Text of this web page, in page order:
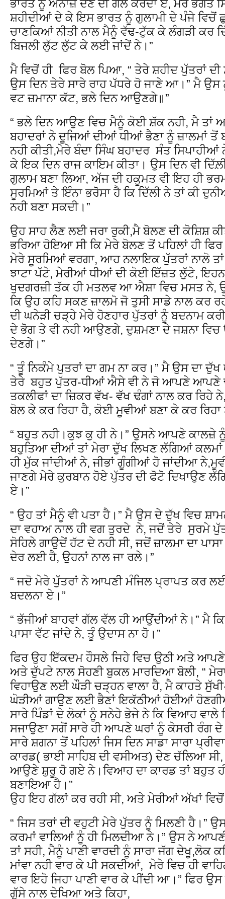
ਭਾਰਤ ਨੂੰ ਅਨਾਜ਼ ਦੇਣ ਦੀ ਗੱਲ ਕਰਦਾ ਏ, ਮੇਰੇ ਭਗਤ
ਸ਼ਹੀਦੀਆਂ ਦੇ ਕੇ ਇਸ ਭਾਰਤ ਨੂੰ ਗੁਲਾਮੀ ਦੇ ਪੰਜੇ
ਚਾਣਕਿਆਂ ਨੀਤੀ ਨਾਲ ਮੈਨੂੰ ਵੱਢ-ਟੁੱਕ ਕੇ ਲੰਗੜੀ ਕਰ
ਬਿਜਲੀ ਲੁੱਟ ਲੁੱਟ ਕੇ ਲਈ ਜਾਂਦੇਂ ਨੇ।”
ਮੈ ਵਿਚੋਂ ਹੀ ਫਿਰ ਬੋਲ ਪਿਆ, “ ਤੇਰੇ ਸ਼ਹੀਦ ਪੁੱਤਰਾਂ
ਉਸ ਦਿਨ ਤੇਰੇ ਸਾਰੇ ਰਾਹ ਪੱਧਰੇ ਹੋ ਜਾਣੇ ਆ।” ਮੈ ਉਸ
ਵਟ ਜ਼ਮਾਨਾ ਕੱਟ, ਭਲੇ ਦਿਨ ਆਉਣਗੇ॥”
“ ਭਲੇ ਦਿਨ ਆਉਣ ਵਿਚ ਮੈਨੂੰ ਕੋਈ ਸ਼ੱਕ ਨਹੀ, ਮੈ ਤਾਂ
ਬਹਾਦਰਾਂ ਨੇ ਦੂਜਿਆਂ ਦੀਆਂ ਧੀਆਂ ਭੈਣਾ ਨੂੰ ਜ਼ਾਲਮਾਂ ਤੋਂ
ਨਹੀ ਕੀਤੀ,ਮੇਰੇ ਬੰਦਾ ਸਿੰਘ ਬਹਾਦਰ ਸੰਤ
ਕੇ ਇਕ ਦਿਨ ਰਾਜ ਕਾਇਮ ਕੀਤਾ। ਉਸ ਦਿਨ ਵੀ
ਗੁਲਾਮ ਬਣਾ ਲਿਆ, ਅੱਜ ਦੀ ਹਕੂਮਤ ਵੀ ਇਹ ਹੀ
ਸੂਰਮਿਆਂ ਤੇ ਇੰਨਾ ਭਰੋਸਾ ਹੈ ਕਿ ਦਿੱਲੀ ਨੇ ਤਾਂ ਕੀ
ਨਹੀ ਬਣਾ ਸਕਦੀ।”
ਉਹ ਸਾਹ ਲੈਣ ਲਈ ਜਰਾ ਰੁਕੀ,ਮੈ ਬੋਲਣ ਦੀ ਕੋਸ਼ਿਸ਼
ਭਰਿਆ ਹੋਇਆ ਸੀ ਕਿ ਮੇਰੇ ਬੋਲਣ ਤੋਂ ਪਹਿਲਾਂ ਹੀ
ਮੇਰੇ ਸੂਰਮਿਆਂ ਵਰਗਾ, ਆਹ ਨਲਾਇਕ ਪੁੱਤਰਾਂ ਨਾਲੋ ਤਾਂ
ਝਾਟਾ ਪੱਟੇ, ਮੇਰੀਆਂ ਧੀਆਂ ਦੀ ਕੋਈ ਇੱਜ਼ਤ ਲੁੱਟੇ,
ਖੁਦਗਰਜ਼ੀ ਤੱਕ ਹੀ ਮਤਲਵ ਆ ਐਸ਼ਾ ਵਿਚ ਮਸਤ ਨੇ,
ਕਿ ਉਹ ਕਹਿ ਸਕਣ ਜ਼ਾਲਮੋ ਜੋ ਤੁਸੀ ਸਾਡੇ ਨਾਲ ਕਰ
ਦੀ ਘਨੇੜੀ ਚੜ੍ਹੇ ਮੇਰੇ ਹੋਣਹਾਰ ਪੁੱਤਰਾਂ ਨੂੰ ਬਦਨਾਮ
ਦੇ ਭੋਗ ਤੇ ਵੀ ਨਹੀ ਆਉਣਗੇ, ਦੁਸ਼ਮਣਾ ਦੇ ਜਸ਼ਨਾ
ਦੇਣਗੇ।”
“ ਤੂੰ ਨਿਕੰਮੇ ਪੁਤਰਾਂ ਦਾ ਗਮ ਨਾ ਕਰ।” ਮੈ ਉਸ ਦਾ ਦੁੱਖ
ਤੇਰੇ ਬਹੁਤ ਪੁੱਤਰ-ਧੀਆਂ ਐਸੇ ਵੀ ਨੇ ਜੋ ਆਪਣੇ
ਤਕਲੀਫਾਂ ਦਾ ਜ਼ਿਕਰ ਵੱਖ- ਵੱਖ ਢੰਗਾਂ ਨਾਲ ਕਰ
ਬੋਲ ਕੇ ਕਰ ਰਿਹਾ ਹੈ, ਕੋਈ ਮੂਵੀਆਂ ਬਣਾ ਕੇ ਕਰ ਰਿਹਾ
“ ਬਹੁਤ ਨਹੀ।ਕੁਝ ਕੁ ਹੀ ਨੇ।” ਉਸਨੇ ਆਪਣੇ ਕਾਲਜ਼ੇ ਨੂੰ
ਬਹੁਤਿਆ ਦੀਆਂ ਤਾਂ ਮੇਰਾ ਦੁੱਖ ਲਿਖਣ ਲੱਗਿਆਂ
ਹੀ ਮੁੱਕ ਜਾਂਦੀਆਂ ਨੇ, ਜੀਭਾਂ ਗੂੰਗੀਆਂ ਹੋ ਜਾਂਦੀਆ
ਜਾਣਗੇ ਮੇਰੇ ਕੁਰਬਾਨ ਹੋਏ ਪੁੱਤਰ ਦੀ ਫੋਟੋ ਦਿਖਾਉਣ
ਏ।”
“ ਉਹ ਤਾਂ ਮੈਨੂੰ ਵੀ ਪਤਾ ਹੈ।” ਮੈ ਉਸ ਦੇ ਦੁੱਖ ਵਿਚ
ਦਾ ਵਹਾਅ ਨਾਲ ਹੀ ਵਗ ਤੁਰਦੇ ਨੇ, ਜਦੋਂ ਤੇਰੇ ਸੁਰਮੇ
ਸੋਹਿਲੇ ਗਾਉਦੇਂ ਹੱਟ ਦੇ ਨਹੀ ਸੀ, ਜਦੋਂ ਜ਼ਾਲਮਾ ਦਾ
ਦੇਰ ਲਈ ਹੈ, ਉਹਨਾਂ ਨਾਲ ਜਾ ਰਲੇ।”
“ ਜਦੋ ਮੇਰੇ ਪੁੱਤਰਾਂ ਨੇ ਆਪਣੀ ਮੰਜਿਲ ਪ੍ਰਾਪਤ ਕਰ
ਬਦਲਨਾ ਏ।”
“ ਭੱਜੀਆਂ ਬਾਹਵਾਂ ਗੱਲ ਵੱਲ ਹੀ ਆਉਂਦੀਆਂ ਨੇ।” ਮੈ
ਪਾਸਾ ਵੱਟ ਜਾਂਦੇ ਨੇ, ਤੂੰ ਉਦਾਸ ਨਾ ਹੋ।”
ਫਿਰ ਉਹ ਇੱਕਦਮ ਹੌਸਲੇ ਜਿਹੇ ਵਿਚ ਉਠੀ ਅਤੇ ਆਪਣੇ
ਅਤੇ ਦੁੱਪਟੇ ਨਾਲ ਸੋਹਣੀ ਬੁਕਲ ਮਾਰਦਿਆ ਬੋਲੀ, “
ਵਿਹਾਉਣ ਲਈ ਘੌੜੀ ਚੜ੍ਹਨ ਵਾਲਾ ਹੈ, ਮੈ ਕਾਹਤੇ
ਘੋੜੀਆਂ ਗਾਉਣ ਲਈ ਭੈਣਾਂ ਇਕੱਠੀਆਂ ਹੋਈਆਂ
ਸਾਰੇ ਪਿੰਡਾਂ ਦੇ ਲੋਕਾਂ ਨੂੰ ਸਨੇਹੇ ਭੇਜੇ ਨੇ ਕਿ ਵਿਆਹ ਵਾਲੇ
ਸਜਾਉਣਾ ਸਗੋਂ ਸਾਰੇ ਹੀ ਆਪਣੇ ਘਰਾਂ ਨੂੰ ਕੇਸਰੀ ਰੰਗ
ਸਾਰੇ ਸ਼ਗਨਾ ਤੋਂ ਪਹਿਲਾਂ ਜਿਸ ਦਿਨ ਸਾਡਾ ਸਾਰਾ
ਕਾਰਡ( ਭਾਈ ਸਾਹਿਬ ਦੀ ਵਸੀਅਤ) ਦੇਣ ਚੱਲਿਆ
ਆਉਣੇ ਸ਼ੁਰੂ ਹੋ ਗਏ ਨੇ।ਵਿਆਹ ਦਾ ਕਾਰਡ ਤਾਂ ਬਹੁਤ
ਬਣਾਇਆ ਹੈ।”
ਉਹ ਇਹ ਗੱਲਾਂ ਕਰ ਰਹੀ ਸੀ, ਅਤੇ ਮੇਰੀਆਂ ਅੱਖਾਂ ਵਿਚੋਂ
“ ਜਿਸ ਤਰਾਂ ਦੀ ਵਹੁਟੀ ਮੇਰੇ ਪੁੱਤਰ ਨੂੰ ਮਿਲਣੀ ਹੈ।”
ਕਰਮਾਂ ਵਾਲਿਆਂ ਨੂੰ ਹੀ ਮਿਲਦੀਆ ਨੇ।” ਉਸ ਨੇ
ਤਾਂ ਸਹੀ, ਮੈਨੂੰ ਪਾਣੀ ਵਾਰਦੀ ਨੂੰ ਸਾਰਾ ਜੱਗ ਦੇਖੂ,ਲੋਕ
ਮਾਂਵਾ ਨਹੀ ਵਾਰ ਕੇ ਪੀ ਸਕਦੀਆਂ, ਮੇਰੇ ਵਿਚ ਹੀ
ਵਾਰ ਇਹੋ ਜਿਹਾ ਪਾਣੀ ਵਾਰ ਕੇ ਪੀਂਦੀ ਆ।” ਫਿਰ
ਗੁੱਸੇ ਨਾਲ ਦੇਖਿਆ ਅਤੇ ਕਿਹਾ,